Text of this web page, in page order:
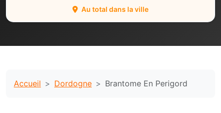
Au total dans la ville
Accueil Dordogne Brantome En Perigord